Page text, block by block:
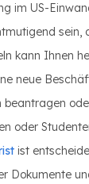
im US-
sein,
kann Ihnen
neue
beantragen
oder
ist
Dokumente